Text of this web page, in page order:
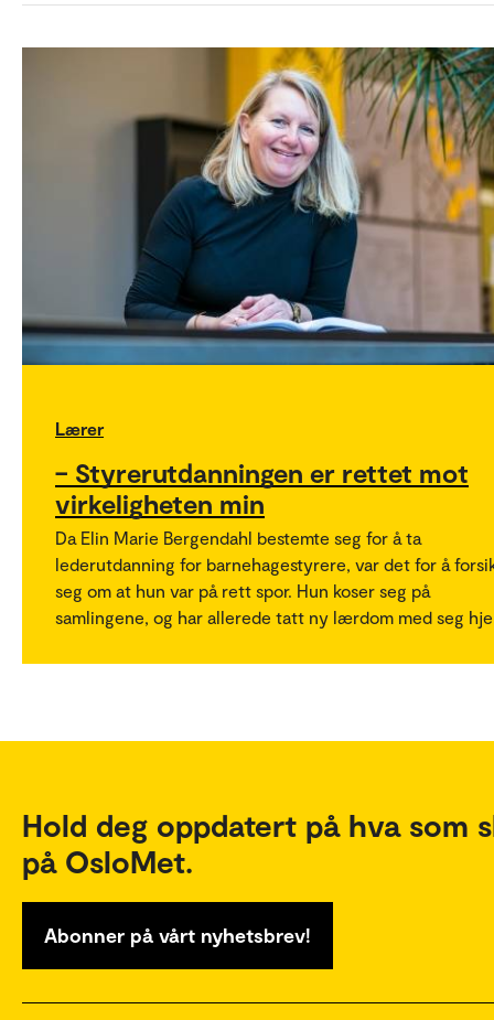
Lærer
– Styrerutdanningen er rettet mot
virkeligheten min
Da Elin Marie Bergendahl bestemte seg for å ta
lederutdanning for barnehagestyrere, var det for å
seg om at hun var på rett spor. Hun koser seg på
samlingene, og har allerede tatt ny lærdom med seg
Hold deg oppdatert på hva som
på OsloMet.
Abonner på vårt nyhetsbrev!